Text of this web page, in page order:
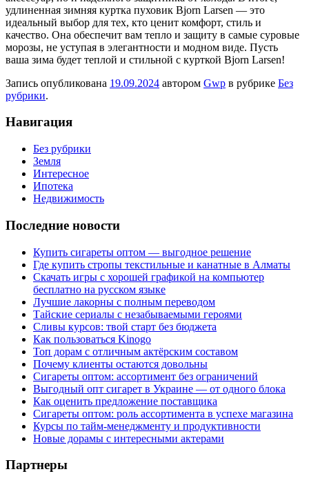
удлиненная зимняя куртка пуховик Bjorn Larsen — это
идеальный выбор для тех, кто ценит комфорт, стиль и
качество. Она обеспечит вам тепло и защиту в самые суровые
морозы, не уступая в элегантности и модном виде. Пусть
ваша зима будет теплой и стильной с курткой Bjorn Larsen!
Запись опубликована 19.09.2024 автором Gwp в рубрике Без
рубрики.
Навигация
Без рубрики
Земля
Интересное
Ипотека
Недвижимость
Последние новости
Купить сигареты оптом — выгодное решение
Где купить стропы текстильные и канатные в Алматы
Скачать игры с хорошей графикой на компьютер
бесплатно на русском языке
Лучшие лакорны с полным переводом
Тайские сериалы с незабываемыми героями
Сливы курсов: твой старт без бюджета
Как пользоваться Kinogo
Топ дорам с отличным актёрским составом
Почему клиенты остаются довольны
Сигареты оптом: ассортимент без ограничений
Выгодный опт сигарет в Украине — от одного блока
Как оценить предложение поставщика
Сигареты оптом: роль ассортимента в успехе магазина
Курсы по тайм-менеджменту и продуктивности
Новые дорамы с интересными актерами
Партнеры